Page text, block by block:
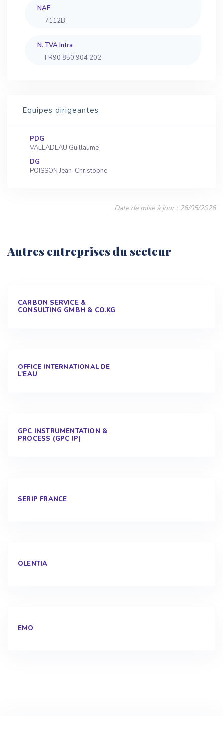
NAF
7112B
N. TVA Intra
FR90 850 904 202
Equipes dirigeantes
PDG
VALLADEAU Guillaume
DG
POISSON Jean-Christophe
Date de mise à jour : 26/05/2026
Autres entreprises du secteur
CARBON SERVICE &
CONSULTING GMBH & CO.KG
OFFICE INTERNATIONAL DE
L'EAU
GPC INSTRUMENTATION &
PROCESS (GPC IP)
SERIP FRANCE
OLENTIA
EMO